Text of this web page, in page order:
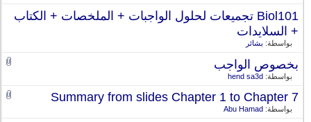
Biol101 تجميعات لحلول الواجبات + الملخصات + الكتاب
+ السلايدات
بواسطة:بشائر
بخصوص الواجب
بواسطة:hend sa3d
Summary from slides Chapter 1 to Chapter 7
بواسطة:Abu Hamad